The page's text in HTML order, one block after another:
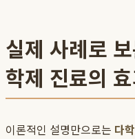
실제 사례로
학제 진료의
이론적인 설명만으로는 다